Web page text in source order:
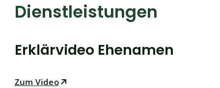
Dienstleistungen
Erklärvideo Ehenamen
Zum Video